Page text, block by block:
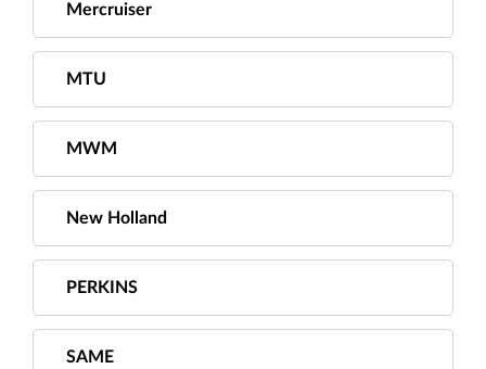
Mercruiser
MTU
MWM
New Holland
PERKINS
SAME